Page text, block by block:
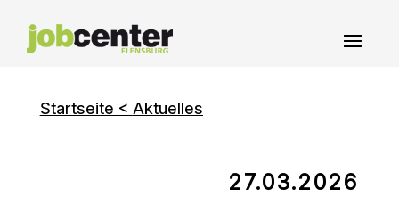
content
Startseite < Aktuelles
27.03.2026